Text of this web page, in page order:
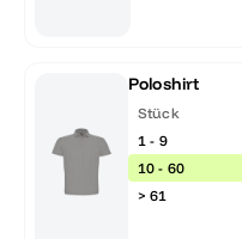
Poloshirt
Stück
1 - 9
10 - 60
> 61